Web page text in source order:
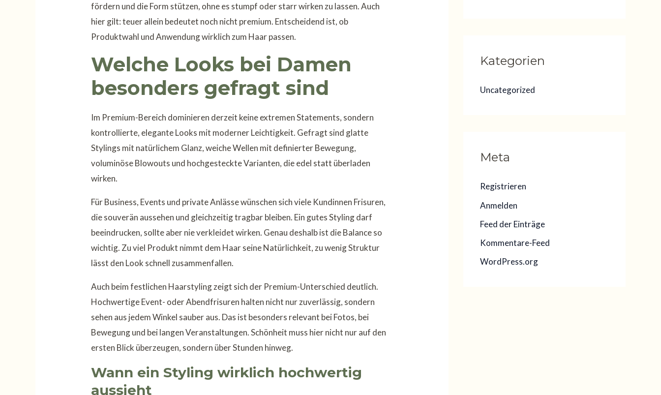
fördern und die Form stützen, ohne es stumpf oder starr wirken zu lassen. Auch
hier gilt: teuer allein bedeutet noch nicht premium. Entscheidend ist, ob
Produktwahl und Anwendung wirklich zum Haar passen.
Welche Looks bei Damen
besonders gefragt sind
Im Premium-Bereich dominieren derzeit keine extremen Statements, sondern
kontrollierte, elegante Looks mit moderner Leichtigkeit. Gefragt sind glatte
Stylings mit natürlichem Glanz, weiche Wellen mit definierter Bewegung,
voluminöse Blowouts und hochgesteckte Varianten, die edel statt überladen
wirken.
Für Business, Events und private Anlässe wünschen sich viele Kundinnen Frisuren,
die souverän aussehen und gleichzeitig tragbar bleiben. Ein gutes Styling darf
beeindrucken, sollte aber nie verkleidet wirken. Genau deshalb ist die Balance so
wichtig. Zu viel Produkt nimmt dem Haar seine Natürlichkeit, zu wenig Struktur
lässt den Look schnell zusammenfallen.
Auch beim festlichen Haarstyling zeigt sich der Premium-Unterschied deutlich.
Hochwertige Event- oder Abendfrisuren halten nicht nur zuverlässig, sondern
sehen aus jedem Winkel sauber aus. Das ist besonders relevant bei Fotos, bei
Bewegung und bei langen Veranstaltungen. Schönheit muss hier nicht nur auf den
ersten Blick überzeugen, sondern über Stunden hinweg.
Wann ein Styling wirklich hochwertig
aussieht
Kategorien
Uncategorized
Meta
Registrieren
Anmelden
Feed der Einträge
Kommentare-Feed
WordPress.org